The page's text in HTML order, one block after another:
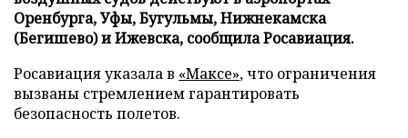
Оренбурга, Уфы, Бугульмы, Нижнекамска
(Бегишево) и Ижевска, сообщила Росавиация.
Росавиация указала в «Максе», что ограничения
вызваны стремлением гарантировать
безопасность полетов.